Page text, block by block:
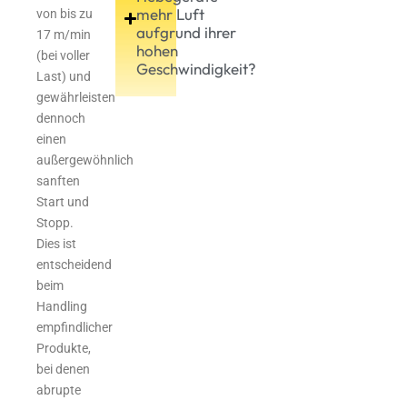
von bis zu
17 m/min
(bei voller
Last) und
gewährleisten
dennoch
einen
außergewöhnlich
sanften
Start und
Stopp.
Dies ist
entscheidend
beim
Handling
empfindlicher
Produkte,
bei denen
abrupte
mehr Luft
aufgrund ihrer
hohen
Geschwindigkeit?